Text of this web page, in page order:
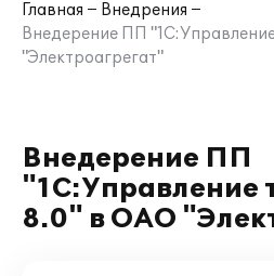
Главная
Внедрения
Внедерение ПП
"Электроагрегат"
Внедерение ПП
"1С:Управление
8.0" в ОАО